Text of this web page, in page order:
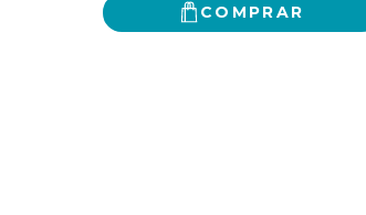
COMPRAR